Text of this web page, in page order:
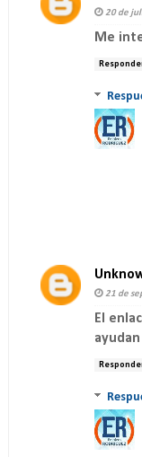
20 de
Me
21 de
El
ayudan